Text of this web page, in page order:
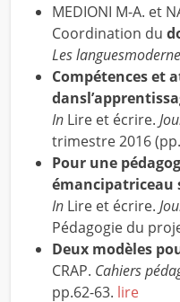
MEDIONI M-A. et
Coordination du
Les
Compétences et
InLire et écrire.
trimestre 2016
Pour une
émancipatriceau
InLire et écrire.
Pédagogie du
Deux modèles
CRAP. Cahiers
pp.62-63. lire